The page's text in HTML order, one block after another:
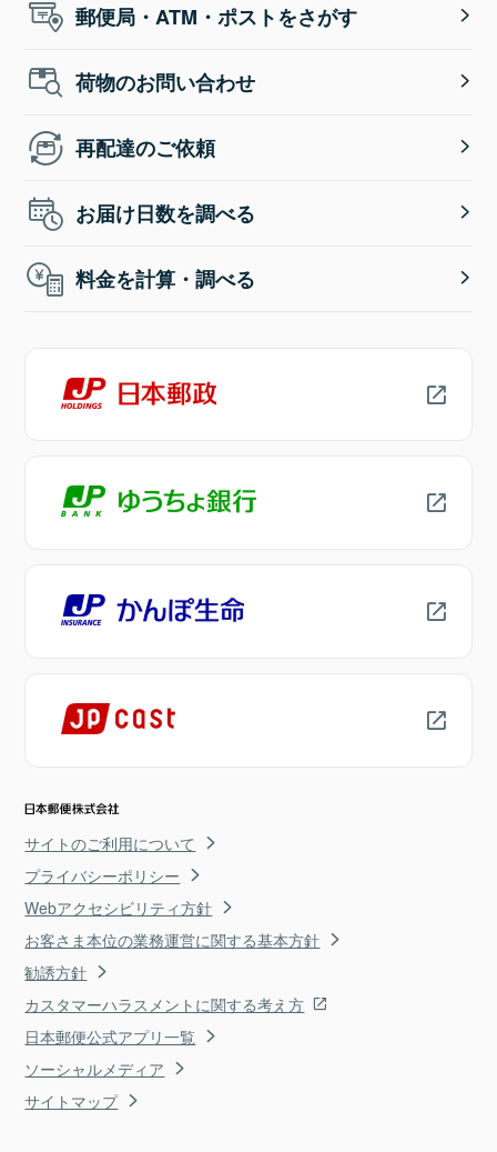
郵便局・ATM・ポストをさがす
荷物のお問い合わせ
再配達のご依頼
お届け日数を調べる
料金を計算・調べる
サイトのご利用について
プライバシーポリシー
Webアクセシビリティ方針
お客さま本位の業務運営に関する基本方針
勧誘方針
カスタマーハラスメントに関する考え方
日本郵便公式アプリ一覧
ソーシャルメディア
サイトマップ